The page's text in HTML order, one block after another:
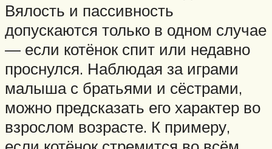
Вялость и пассивность
допускаются только в одном случае
— если котёнок спит или недавно
проснулся. Наблюдая за играми
малыша с братьями и сёстрами,
можно предсказать его характер во
взрослом возрасте. К примеру,